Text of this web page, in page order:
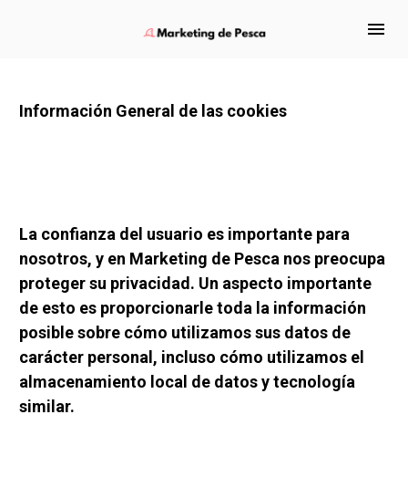
Información General de las cookies
La confianza del usuario es importante para
nosotros, y en Marketing de Pesca nos preocupa
proteger su privacidad. Un aspecto importante
de esto es proporcionarle toda la información
posible sobre cómo utilizamos sus datos de
carácter personal, incluso cómo utilizamos el
almacenamiento local de datos y tecnología
similar.